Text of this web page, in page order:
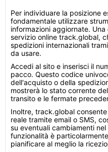
Per individuare la posizione
fondamentale utilizzare
informazioni aggiornate.
servizio online track.global,
spedizioni internazionali
da usare.
Accedi al sito e inserisci il
pacco. Questo codice
dell'acquisto o della
mostrerà lo stato corrente
transito e le fermate
Inoltre, track.global
reale tramite email o SMS,
su eventuali cambiamenti
funzionalità è
pianificare al meglio la